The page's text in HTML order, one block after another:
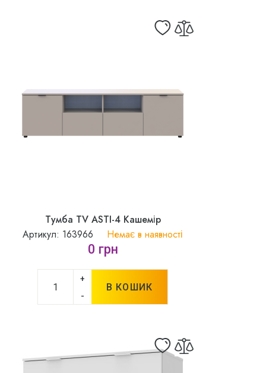
Тумба TV ASTI-4 Кашемір
Артикул: 163966
Немає в наявності
0 грн
+
-
В КОШИК